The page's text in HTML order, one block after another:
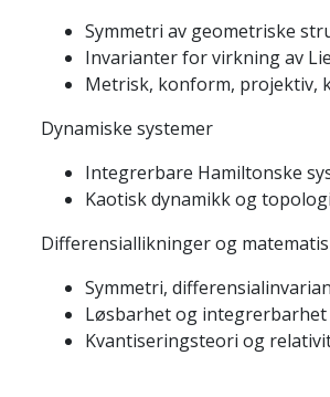
Symmetri av geometriske
Invarianter for virkning av
Metrisk, konform, projektiv,
Dynamiske systemer
Integrerbare Hamiltonske
Kaotisk dynamikk og
Differensiallikninger og
Symmetri,
Løsbarhet og
Kvantiseringsteori og